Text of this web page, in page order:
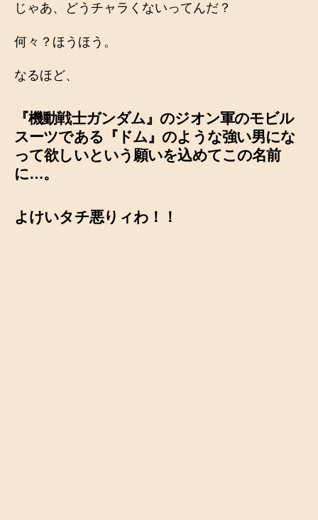
じゃあ、どうチャラくないってんだ？
何々？ほうほう。
なるほど、
『機動戦士ガンダム』のジオン軍のモビル
スーツである『ドム』のような強い男にな
って欲しいという願いを込めてこの名前
に…。
よけいタチ悪りィわ！！